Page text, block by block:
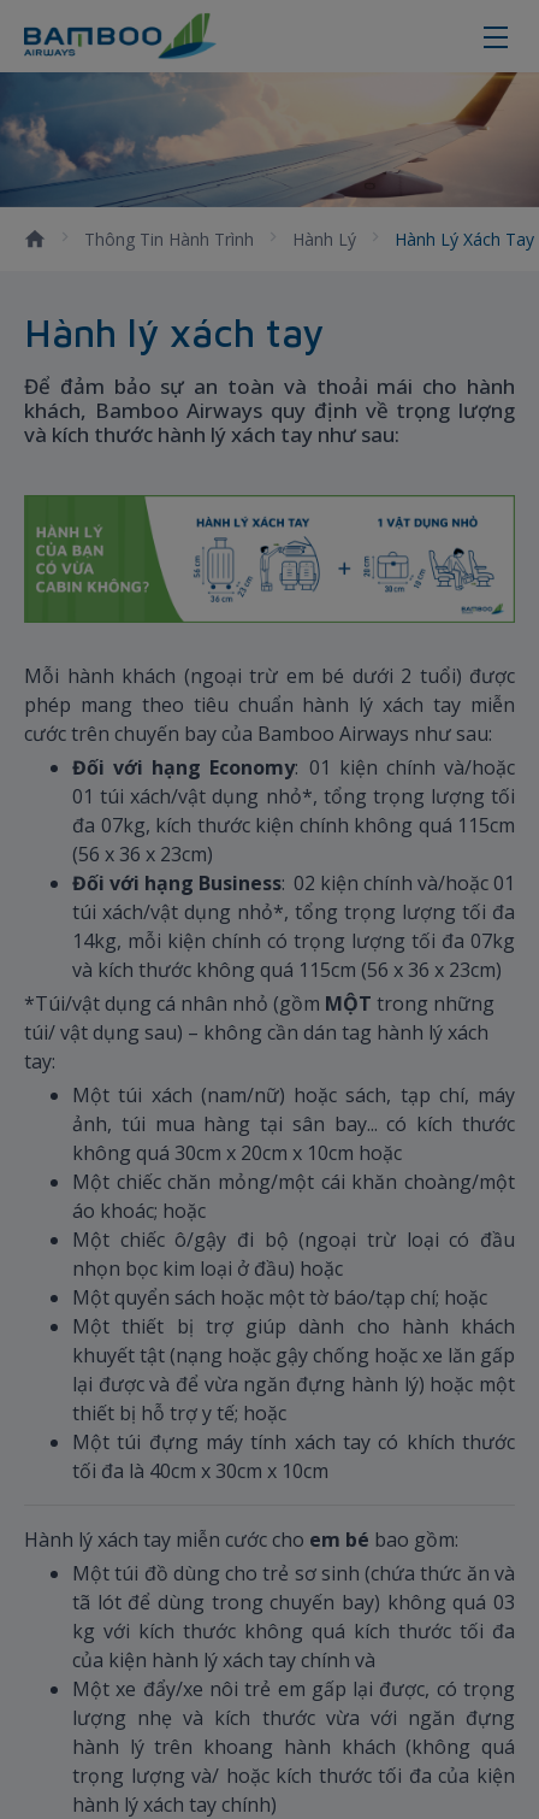
Quy định về hành lý xách tay
Thông Tin Hành Trình Hành Lý Hành Lý Xách Tay
Hành lý xách tay
Để đảm bảo sự an toàn và thoải mái cho hành
khách, Bamboo Airways quy định về trọng lượng
và kích thước hành lý xách tay như sau:
Mỗi hành khách (ngoại trừ em bé dưới 2 tuổi) được
phép mang theo tiêu chuẩn hành lý xách tay miễn
cước trên chuyến bay của Bamboo Airways như sau:
Đối với hạng Economy: 01 kiện chính và/hoặc
01 túi xách/vật dụng nhỏ*, tổng trọng lượng tối
đa 07kg, kích thước kiện chính không quá 115cm
(56 x 36 x 23cm)
Đối với hạng Business: 02 kiện chính và/hoặc 01
túi xách/vật dụng nhỏ*, tổng trọng lượng tối đa
14kg, mỗi kiện chính có trọng lượng tối đa 07kg
và kích thước không quá 115cm (56 x 36 x 23cm)
*Túi/vật dụng cá nhân nhỏ (gồm MỘT trong những
túi/ vật dụng sau) – không cần dán tag hành lý xách
tay:
Một túi xách (nam/nữ) hoặc sách, tạp chí, máy
ảnh, túi mua hàng tại sân bay... có kích thước
không quá 30cm x 20cm x 10cm hoặc
Một chiếc chăn mỏng/một cái khăn choàng/một
áo khoác; hoặc
Một chiếc ô/gậy đi bộ (ngoại trừ loại có đầu
nhọn bọc kim loại ở đầu) hoặc
Một quyển sách hoặc một tờ báo/tạp chí; hoặc
Một thiết bị trợ giúp dành cho hành khách
khuyết tật (nạng hoặc gậy chống hoặc xe lăn gấp
lại được và để vừa ngăn đựng hành lý) hoặc một
thiết bị hỗ trợ y tế; hoặc
Một túi đựng máy tính xách tay có khích thước
tối đa là 40cm x 30cm x 10cm
Hành lý xách tay miễn cước cho em bé bao gồm:
Một túi đồ dùng cho trẻ sơ sinh (chứa thức ăn và
tã lót để dùng trong chuyến bay) không quá 03
kg với kích thước không quá kích thước tối đa
của kiện hành lý xách tay chính và
Một xe đẩy/xe nôi trẻ em gấp lại được, có trọng
lượng nhẹ và kích thước vừa với ngăn đựng
hành lý trên khoang hành khách (không quá
trọng lượng và/ hoặc kích thước tối đa của kiện
hành lý xách tay chính)